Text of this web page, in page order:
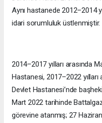
Aynı hastanede 2012–2014
idari sorumluluk üstlenmiştir.
2014–2017 yılları arasında
Hastanesi, 2017–2022
Devlet Hastanesi’nde
Mart 2022 tarihinde
görevine atanmış; 27